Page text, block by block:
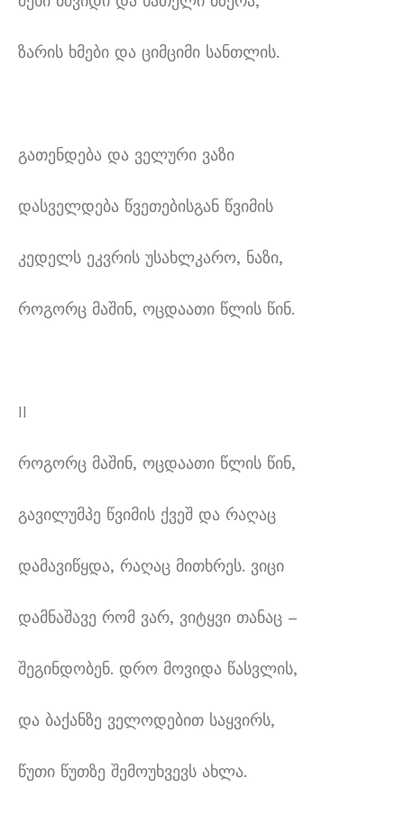
ზარის ხმები და ციმციმი სანთლის.
გათენდება და ველური ვაზი
დასველდება წვეთებისგან წვიმის
კედელს ეკვრის უსახლკარო, ნაზი,
როგორც მაშინ, ოცდაათი წლის წინ.
II
როგორც მაშინ, ოცდაათი წლის წინ,
გავილუმპე წვიმის ქვეშ და რაღაც
დამავიწყდა, რაღაც მითხრეს. ვიცი
დამნაშავე რომ ვარ, ვიტყვი თანაც –
შეგინდობენ. დრო მოვიდა წასვლის,
და ბაქანზე ველოდებით საყვირს,
წუთი წუთზე შემოუხვევს ახლა.